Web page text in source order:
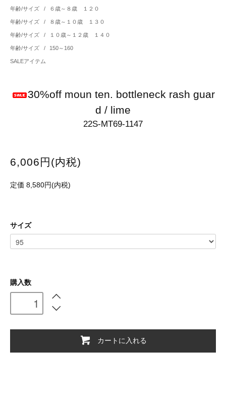
年齢/サイズ / ６歳～８歳 １２０
年齢/サイズ / ８歳～１０歳 １３０
年齢/サイズ / １０歳～１２歳 １４０
年齢/サイズ / 150～160
SALEアイテム
30%off moun ten. bottleneck rash guar
d / lime
22S-MT69-1147
6,006円(内税)
定価 8,580円(内税)
サイズ
購入数
カートに入れる